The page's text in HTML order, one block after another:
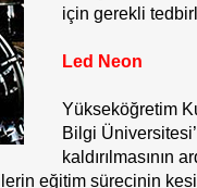
için gerekli
Led Neon
Yükseköğretim
Bilgi
kaldırılmasının
eğitim sürecinin